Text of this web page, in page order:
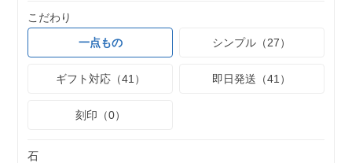
こだわり
一点もの
シンプル（27）
ギフト対応（41） 即日発送（41）
刻印（0）
石